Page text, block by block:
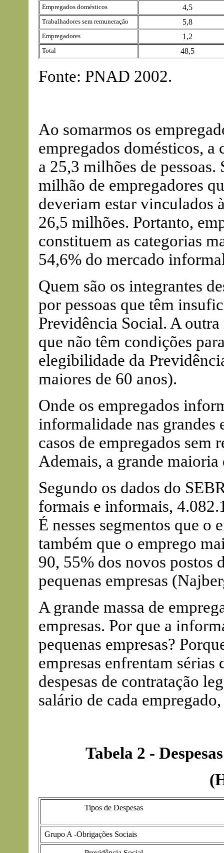
Empregados domésticos 4,5
Trabalhadores sem remuneração 5,8
Empregadores 1,2
Total 48,5
Fonte: PNAD 2002.
Ao somarmos os
empregados domésticos, a
a 25,3 milhões de pessoas.
milhão de empregadores
deveriam estar vinculados
26,5 milhões. Portanto,
constituem as categorias
54,6% do mercado
Quem são os integrantes
por pessoas que têm
Previdência Social. A outra
que não têm condições
elegibilidade da
maiores de 60 anos).
Onde os empregados
informalidade nas grandes
casos de empregados sem
Ademais, a grande maioria
Segundo os dados do
formais e informais,
É nesses segmentos que
também que o emprego
90, 55% dos novos postos
pequenas empresas
A grande massa de
empresas. Por que a
pequenas empresas?
empresas enfrentam
despesas de contratação
salário de cada
Tabela 2 -
Tipos de Despesas
Grupo A -Obrigações Sociais